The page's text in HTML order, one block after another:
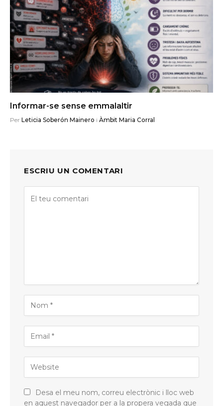
Informar-se sense emmalaltir
Per Leticia Soberón Mainero i Àmbit Maria Corral
ESCRIU UN COMENTARI
Desa el meu nom, correu electrònic i lloc web
en aquest navegador per a la propera vegada que